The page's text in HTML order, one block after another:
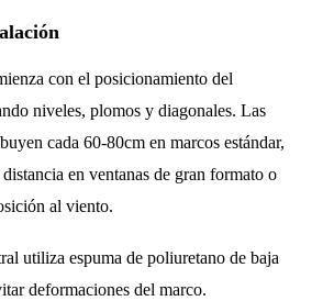
con el posicionamiento del
niveles, plomos y diagonales. Las
cada 60-80cm en marcos estándar,
en ventanas de gran formato o
al viento.
utiliza espuma de poliuretano de baja
deformaciones del marco.